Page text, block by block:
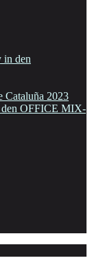
in den
Cataluña 2023
den OFFICE MIX-